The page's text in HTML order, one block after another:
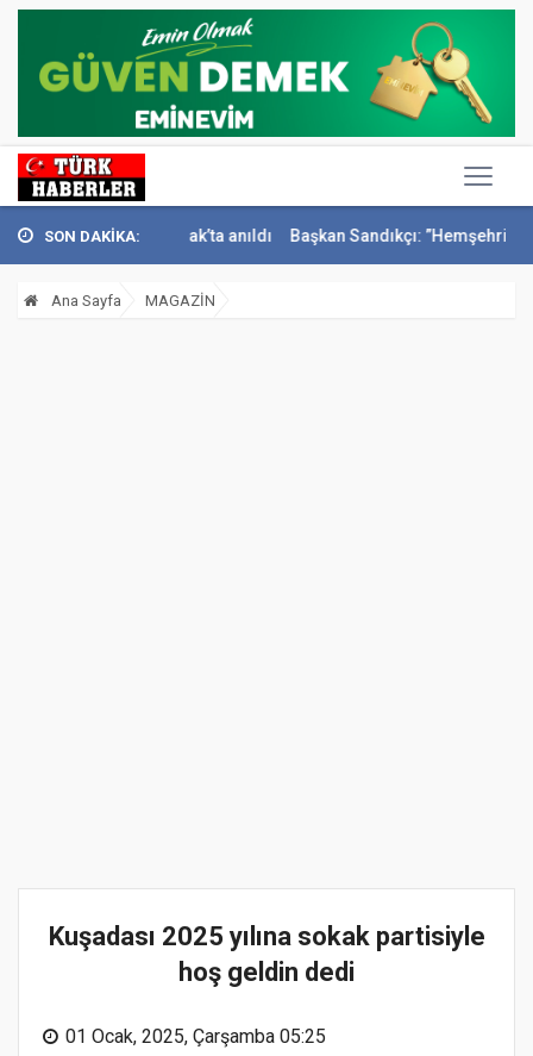
SON DAKİKA:
Sivri Konak’ta anıldı Başkan Sandıkçı: ”Hemşehrilerimizle
Ana Sayfa MAGAZİN
Kuşadası 2025 yılına sokak partisiyle
hoş geldin dedi
01 Ocak, 2025, Çarşamba 05:25